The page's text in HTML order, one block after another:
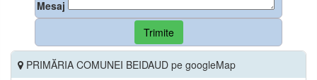
Mesaj
Trimite
PRIMĂRIA COMUNEI BEIDAUD pe googleMap